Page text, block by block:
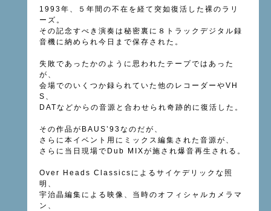
1993年、５年間の不在を経て突如復活した裸のラリ
ーズ。
その記念すべき演奏は秘密裏に８トラックデジタル録
音機に納められ今日まで保存された。
失敗であったかのように思われたテープではあった
が、
会場でのいくつか録られていた他のレコーダーやVH
S
DATなどからの音源と合わせられ奇跡的に復活した。
その作品が BAUS’93なのだが、
さらに本イベント用にミックス編集された音源が、
さらに当日現場で Dub MIXが施され爆音再生される。
Over Heads Classics によるサイケデリックな照
明、
宇治晶編集による映像、当時のオフィシャルカメラマ
ン、